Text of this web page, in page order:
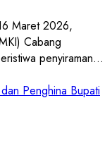
Maret 2026,
Cabang
penyiraman...
Penghina Bupati